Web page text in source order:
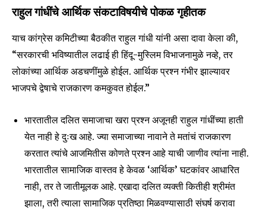
राहुल गांधींचे आर्थिक संकटाविषयीचे पोकळ गृहीतक
याच कांग्रेस कमिटीच्या बैठकीत राहुल गांधी यांनी असा दावा केला की,
“सरकारची भविष्यातील लढाई ही हिंदू-मुस्लिम विभाजनामुळे नव्हे, तर
लोकांच्या आर्थिक अडचणींमुळे होईल. आर्थिक प्रश्न गंभीर झाल्यावर
भाजपचे द्वेषाचे राजकारण कमकुवत होईल.”
भारतातील दलित समाजाचा खरा प्रश्न अजूनही राहुल गांधींच्या हाती
येत नाही हे दुःख आहे. ज्या समाजाच्या नावाने ते मतांचं राजकारण
करतात त्यांचे आजमितीस कोणते प्रश्न आहे याची जाणीव त्यांना नाही.
भारतातील सामाजिक वास्तव हे केवळ ‘आर्थिक’ घटकांवर आधारित
नाही, तर ते जातीमूलक आहे. एखादा दलित व्यक्ती कितीही श्रीमंत
झाला, तरी त्याला सामाजिक प्रतिष्ठा मिळवण्यासाठी संघर्ष करावा